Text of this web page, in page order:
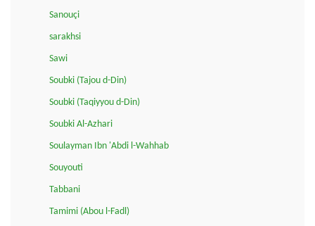
Sanouçi
sarakhsi
Sawi
Soubki (Tajou d-Din)
Soubki (Taqiyyou d-Din)
Soubki Al-Azhari
Soulayman Ibn 'Abdi l-Wahhab
Souyouti
Tabbani
Tamimi (Abou l-Fadl)